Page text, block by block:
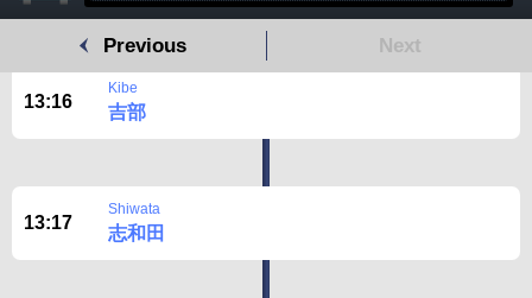
See the map
Previous Next
13:16
Kibe
吉部
13:17
Shiwata
志和田